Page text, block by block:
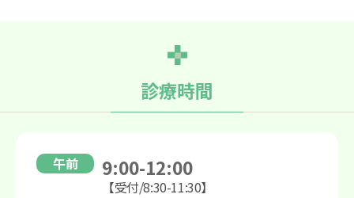
診療時間
午前 9:00-12:00
【受付/8:30-11:30】